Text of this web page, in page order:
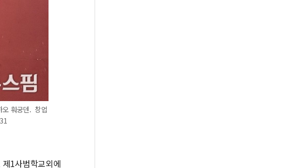
오 훠궁덴. 창업
1사범학교외에